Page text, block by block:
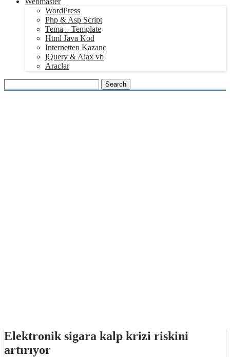
WordPress
Php & Asp Script
Tema – Template
Html Java Kod
Internetten Kazanc
jQuery & Ajax vb
Araclar
Elektronik sigara kalp krizi riskini
artırıyor